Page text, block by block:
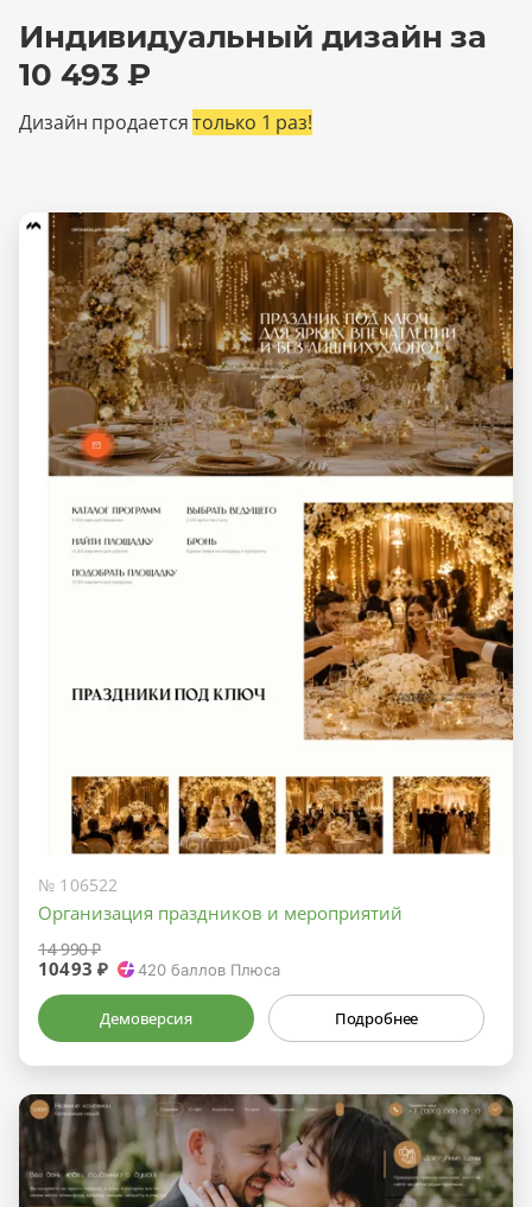
Индивидуальный дизайн за
10 493 ₽
Дизайн продаетсятолько 1 раз!
№ 106522
Организация праздников и мероприятий
14 990 ₽
10493 ₽ 420 баллов Плюса
Демоверсия Подробнее